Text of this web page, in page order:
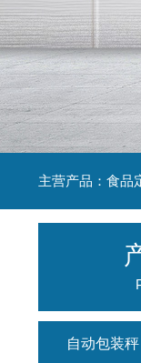
主营产品：食品
自动包装秤